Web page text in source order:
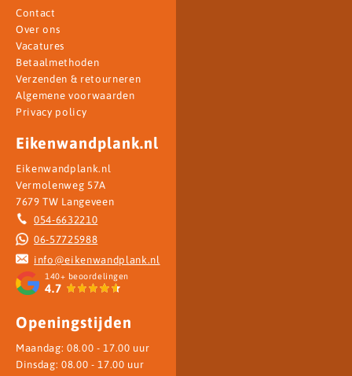
Contact
Over ons
Vacatures
Betaalmethoden
Verzenden & retourneren
Algemene voorwaarden
Privacy policy
Eikenwandplank.nl
Eikenwandplank.nl
Vermolenweg 57A
7679 TW Langeveen
054-6632210
06-57725988
info@eikenwandplank.nl
140+ beoordelingen
4.7
Openingstijden
Maandag: 08.00 - 17.00 uur
Dinsdag: 08.00 - 17.00 uur